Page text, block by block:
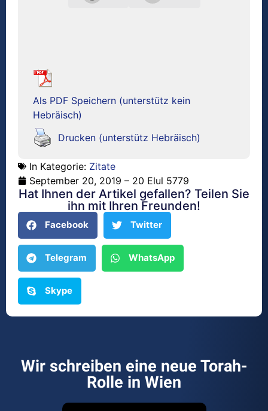
Als PDF Speichern (unterstütz kein
Hebräisch)
Drucken (unterstütz Hebräisch)
In Kategorie: Zitate
September 20, 2019 – 20 Elul 5779
Hat Ihnen der Artikel gefallen? Teilen Sie
ihn mit Ihren Freunden!
Facebook Twitter
Telegram WhatsApp
Skype
Wir schreiben eine neue Torah-
Rolle in Wien